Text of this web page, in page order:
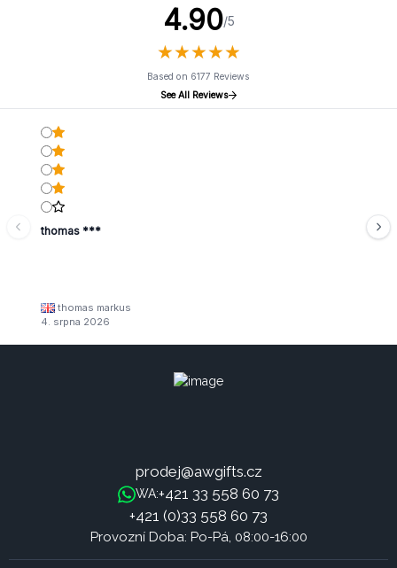
4.90/5
★★★★★
★★★★★
Based on 6177 Reviews
See All Reviews
thomas ***
thomas markus
4. srpna 2026
prodej@awgifts.cz
WA:+421 33 558 60 73
+421 (0)33 558 60 73
Provozní Doba: Po-Pá, 08:00-16:00